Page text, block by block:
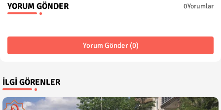
YORUM GÖNDER 0Yorumlar
Yorum Gönder (0)
İLGI GÖRENLER